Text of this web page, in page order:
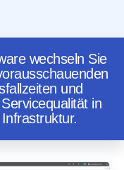
wechseln Sie
und
in